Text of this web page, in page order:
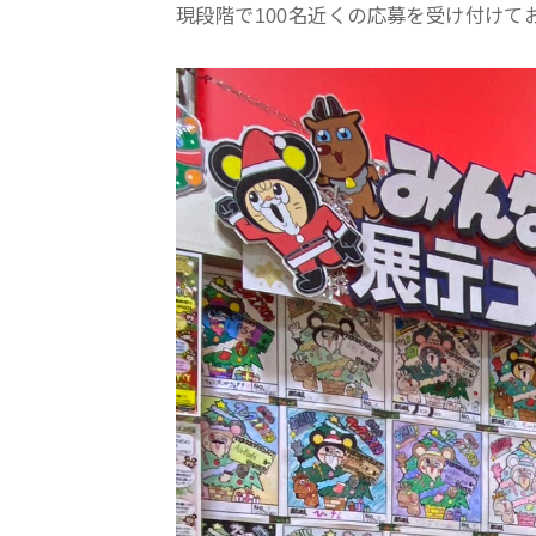
現段階で100名近くの応募を受け付けて